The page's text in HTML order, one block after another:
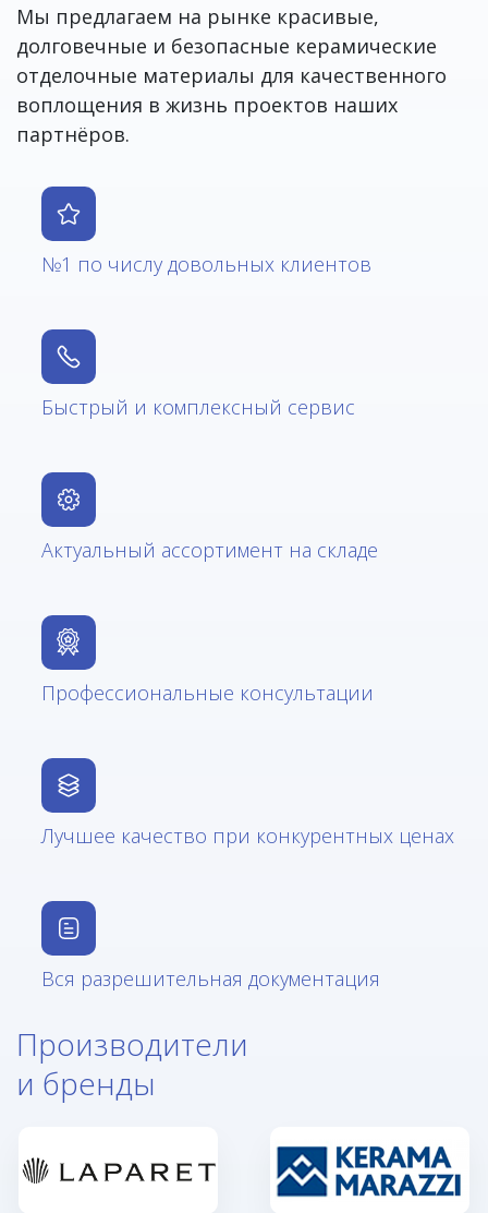
Мы предлагаем на рынке красивые,
долговечные и безопасные керамические
отделочные материалы для качественного
воплощения в жизнь проектов наших
партнёров.
№1 по числу довольных клиентов
Быстрый и комплексный сервис
Актуальный ассортимент на складе
Профессиональные консультации
Лучшее качество при конкурентных ценах
Вся разрешительная документация
Производители
и бренды